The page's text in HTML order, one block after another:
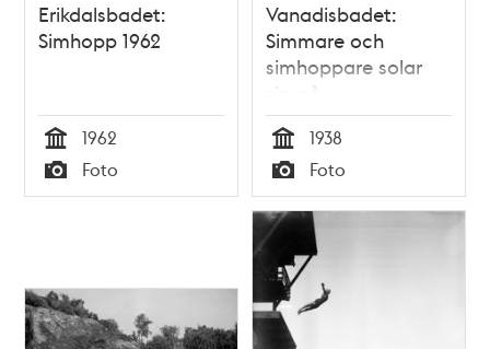
Erikdalsbadet:
Simhopp 1962
Tid
1962
Typ
Foto
Vanadisbadet:
Simmare och
simhoppare solar
sig på
solgradängerna
Tid
1938
Typ
Foto